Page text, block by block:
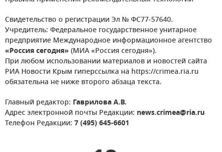
Свидетельство о регистрации Эл № ФС77-57640.
Учредитель: Федеральное государственное унитарное
предприятие Международное информационное агентство
«Россия сегодня» (МИА «Россия сегодня»).
При любом использовании материалов и новостей сайта
РИА Новости Крым гиперссылка на https://crimea.ria.ru
обязательна не ниже второго абзаца текста.
Главный редактор: Гаврилова А.В.
Адрес электронной почты Редакции: news.crimea@ria.ru
Телефон Редакции: 7 (495) 645-6601